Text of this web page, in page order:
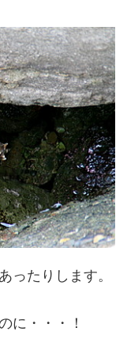
ったりします。
に・・・！